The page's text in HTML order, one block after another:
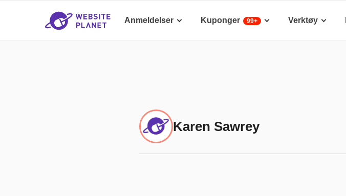
Anmeldelser Kuponger 99+ Verktøy
Karen Sawrey